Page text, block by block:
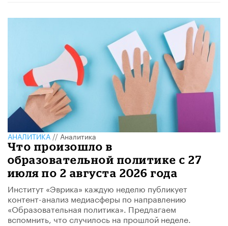
АНАЛИТИКА//Аналитика
​Что произошло в
образовательной политике с 27
июля по 2 августа 2026 года
Институт «Эврика» каждую неделю публикует
контент-анализ медиасферы по направлению
«Образовательная политика». Предлагаем
вспомнить, что случилось на прошлой неделе.